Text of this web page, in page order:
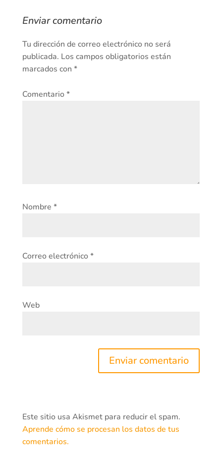
Enviar comentario
Tu dirección de correo electrónico no será
publicada. Los campos obligatorios están
marcados con *
Comentario*
Nombre *
Correo electrónico*
Web
Este sitio usa Akismet para reducir el spam.
Aprende cómo se procesan los datos de tus
comentarios.